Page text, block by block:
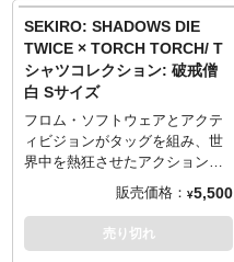
綿100% 5.6oz ヘビーウェイトボ
ディ
※杢灰のみ 綿90%、ポリエステ
ル10% 5.6oz ヘビーウェイトボ
ディ
TORCH TORCH OFFICIAL
SITE：https://torchtorch.jp/
何度洗っても型崩れしづらく風
合いが出るのが特徴です。
──────────────────
■サイズ（着丈／身幅／肩幅／袖
丈）
Sサイズ （65cm／49cm／42cm
／19cm）
Mサイズ （69cm／52cm／46cm
Lサイズ （73cm／55cm／50cm
／22cm）
XLサイズ （77cm／58cm／
プレイヤーに苦戦を強いた強敵
「破戒僧」。高笑いとともに長
刀をふるう彼女の姿を、フロ
ム・ソフトウェア作品に関する
数々のファンアートが人気のイ
ラストレーター・芳川氏が耽美
な鉛筆画で描き下ろし。洗練さ
乾いたタッチで、着こなしやす
く仕上げました。
生地はしっかりとした厚みの5.6
SEKIRO: SHADOWS DIE
TWICE × TORCH TORCH/ T
シャツコレクション: 破戒僧
白 Sサイズ
フロム・ソフトウェアとアクテ
ィビジョンがタッグを組み、世
界中を熱狂させたアクション・
アドベンチャーゲーム
『SEKIRO: SHADOWS DIE
TWICE』。「TORCH TORCH」
とのコラボレーションTシャツが
販売価格： ¥5,500
売り切れ